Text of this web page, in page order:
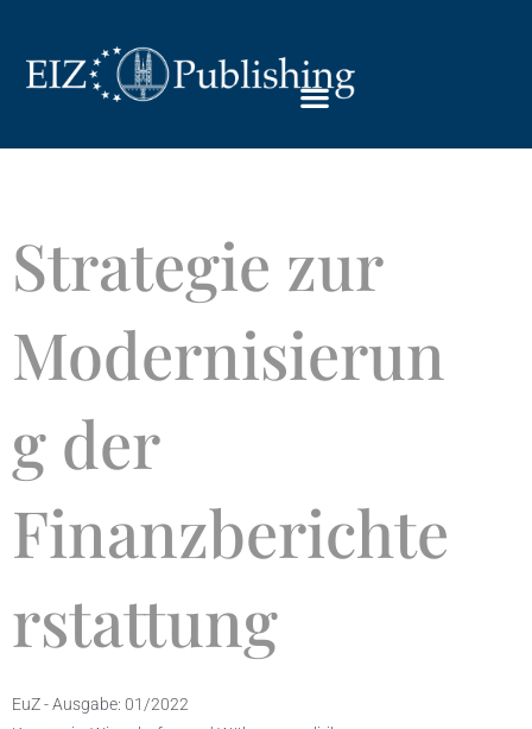
Strategie zur
Modernisierun
g der
Finanzberichte
rstattung
EuZ - Ausgabe: 01/2022